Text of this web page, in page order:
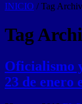
INICIO / Tag
Tag
Oficialismo
23 de enero